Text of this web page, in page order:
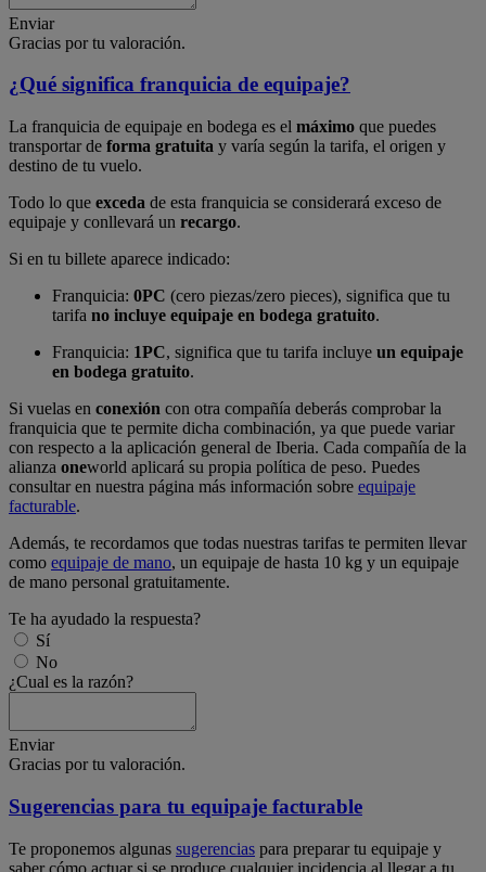
Enviar
Gracias por tu valoración.
¿Qué significa franquicia de equipaje?
La franquicia de equipaje en bodega es el máximo que puedes
transportar de forma gratuita y varía según la tarifa, el origen y
destino de tu vuelo.
Todo lo que exceda de esta franquicia se considerará exceso de
equipaje y conllevará un recargo.
Si en tu billete aparece indicado:
Franquicia: 0PC (cero piezas/zero pieces), significa que tu
tarifa no incluye equipaje en bodega gratuito.
Franquicia: 1PC, significa que tu tarifa incluye un equipaje
en bodega gratuito.
Si vuelas en conexión con otra compañía deberás comprobar la
franquicia que te permite dicha combinación, ya que puede variar
con respecto a la aplicación general de Iberia. Cada compañía de la
alianza oneworld aplicará su propia política de peso. Puedes
consultar en nuestra página más información sobre equipaje
facturable.
Además, te recordamos que todas nuestras tarifas te permiten llevar
como equipaje de mano, un equipaje de hasta 10 kg y un equipaje
de mano personal gratuitamente.
Te ha ayudado la respuesta?
Sí
No
¿Cual es la razón?
Enviar
Gracias por tu valoración.
Sugerencias para tu equipaje facturable
Te proponemos algunas sugerencias para preparar tu equipaje y
saber cómo actuar si se produce cualquier incidencia al llegar a tu